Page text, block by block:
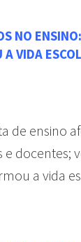
NO
VIDA
de ensino
docentes;
a vida